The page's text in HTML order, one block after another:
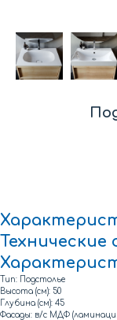
Технические
Тип: Подстолье
Высота (см): 50
Глубина (см): 45
Фасады: в/с МДФ